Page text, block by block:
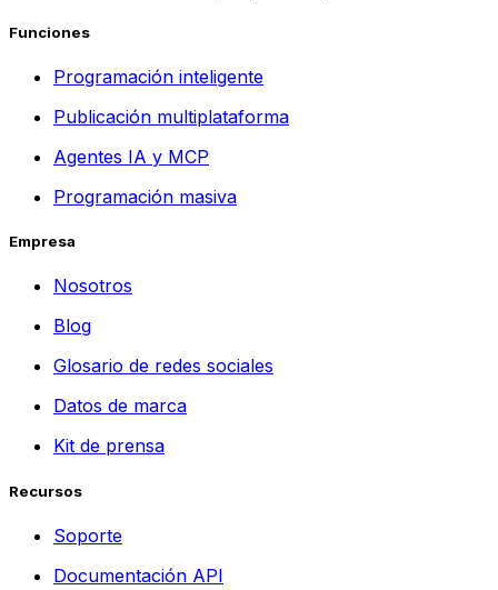
Funciones
Programación inteligente
Publicación multiplataforma
Agentes IA y MCP
Programación masiva
Empresa
Nosotros
Blog
Glosario de redes sociales
Datos de marca
Kit de prensa
Recursos
Soporte
Documentación API